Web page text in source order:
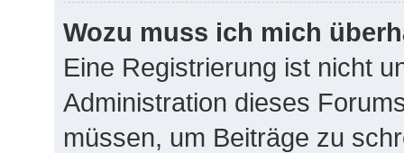
Wozu muss ich mich
Eine Registrierung ist nicht
Administration dieses
müssen, um Beiträge zu